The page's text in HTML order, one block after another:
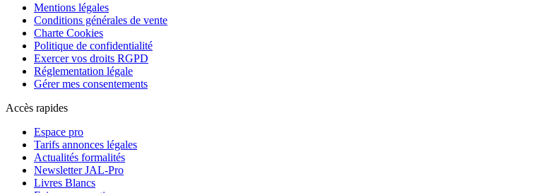
Mentions légales
Conditions générales de vente
Charte Cookies
Politique de confidentialité
Exercer vos droits RGPD
Réglementation légale
Gérer mes consentements
Accès rapides
Espace pro
Tarifs annonces légales
Actualités formalités
Newsletter JAL-Pro
Livres Blancs